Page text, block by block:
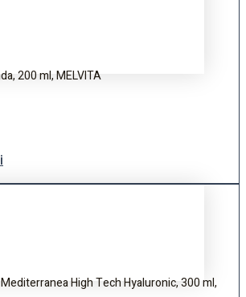
200 ml, MELVITA
High Tech Hyaluronic, 300 ml,